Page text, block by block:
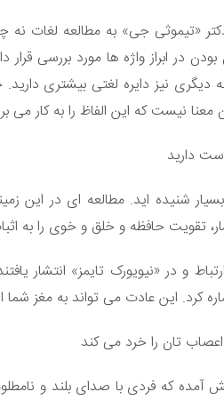
«تیموثی جی» به مطالعه لغات نه
بودن در ابراز واژه ها مورد بررسی
دیگری نیز دایره لغتی بیشتری
معنا نیست که این الفاظ را به کار می
دارید
بسیار شنیده اید. مطالعه ای در
تقویت حافظه و خلق و خوی را به
و در «نیویورک تایمز» انتشار
کرد. این عادت می تواند به مغز شما
تان را خرد می کند
آمده که فردی با صدای بلند و